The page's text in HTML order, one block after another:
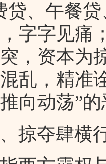
贷、午餐
字字见痛
，资本为
乱，精准
向动荡”
掠夺肆横